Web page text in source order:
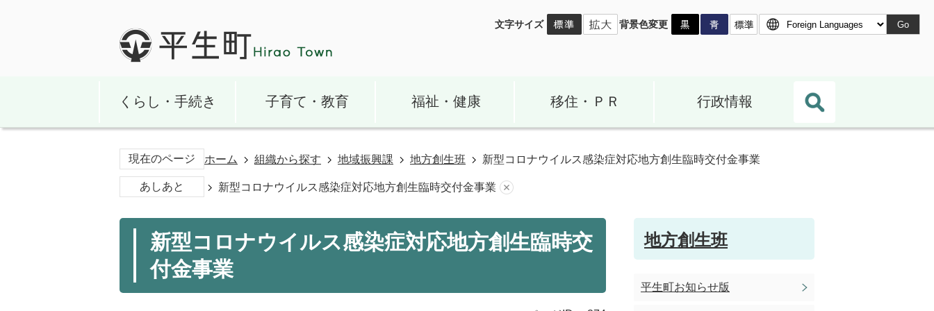
文字サイズ 背景色変更 Go
くらし・手続き 子育て・教育 福祉・健康 移住・ＰＲ 行政情報
現在のページ ホーム 組織から探す 地域振興課 地方創生班 新型コロナウイルス感染症対応地方創生臨時交付金事業
あしあと 新型コロナウイルス感染症対応地方創生臨時交付金事業
新型コロナウイルス感染症対応地方創生臨時交
付金事業
地方創生班
平生町お知らせ版